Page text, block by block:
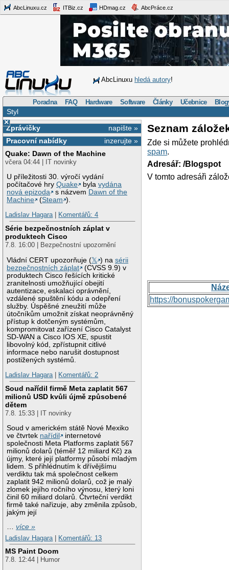
AbcLinuxu.cz ITBiz.cz HDmag.cz AbcPráce.cz
AbcLinuxu hledá autory!
Poradna FAQ Hardware Software Články Učebnice
Styl
×
napište »
Zprávičky
inzerujte »
Pracovní nabídky
Quake: Dawn of the Machine
včera 04:44 | IT novinky
U příležitosti 30. výročí vydání
počítačové hryQuake bylavydána
nová epizoda
s názvem Dawn of the
Machine
(Steam ).
Ladislav Hagara| Komentářů: 4
Série bezpečnostních záplat v
produktech Cisco
7.8. 16:00 | Bezpečnostní upozornění
Vládní CERT upozorňuje (𝕏 ) nasérii
bezpečnostních záplat
(CVSS 9.9) v
produktech Cisco řešících kritické
zranitelnosti umožňující obejití
autentizace, eskalaci oprávnění,
vzdálené spuštění kódu a odepření
služby. Úspěšné zneužití může
útočníkům umožnit získat neoprávněný
přístup k dotčeným systémům,
kompromitovat zařízení Cisco Catalyst
SD-WAN a Cisco IOS XE, spustit
libovolný kód, zpřístupnit citlivé
informace nebo narušit dostupnost
postižených systémů.
Ladislav Hagara| Komentářů: 2
Soud nařídil firmě Meta zaplatit 567
milionů USD kvůli újmě způsobené
dětem
7.8. 15:33 | IT novinky
Soud v americkém státě Nové Mexiko
ve čtvrtek nařídil
internetové
společnosti Meta Platforms zaplatit 567
milionů dolarů (téměř 12 miliard Kč) za
újmy, které její platformy působí mladým
lidem. S přihlédnutím k dřívějšímu
verdiktu tak má společnost celkem
zaplatit 942 milionů dolarů, což je malý
zlomek jejího ročního výnosu, který loni
činil 60 miliard dolarů. Čtvrteční verdikt
firmě také nařizuje, aby změnila způsob,
jakým její
…více »
Ladislav Hagara
Komentářů: 13
MS Paint Doom
7.8. 12:44 | Humor
Seznam
Zde si můžete
spam.
Adresář: /Blogspot
V tomto adresáři
https://